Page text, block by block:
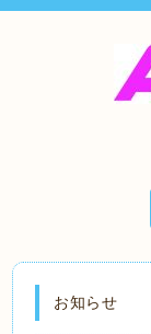
お知らせ